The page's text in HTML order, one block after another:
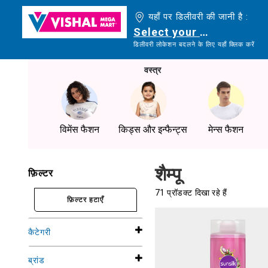
यहाँ पर डिलीवरी की जानी है :
Select your delivery
डिलीवरी लोकेशन बदलने के लिए यहाँ क्लिक करें
वस्त्र
विमेंस फैशन किड्स और इन्फैन्ट्स मेन्स फैशन
फ़िल्टर शैम्पू
71 प्रॉडक्ट दिखा रहे हैं
फ़िल्टर हटाएँ
कैटेगरी
ब्रांड